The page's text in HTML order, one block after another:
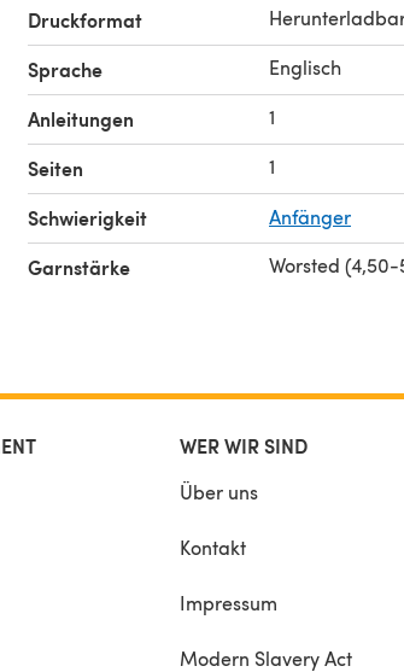
Druckformat
Sprache Englisch
Anleitungen 1
Seiten 1
Schwierigkeit Anfänger
Garnstärke Worsted
WER WIR SIND
Über uns
Kontakt
Impressum
Modern Slavery Act